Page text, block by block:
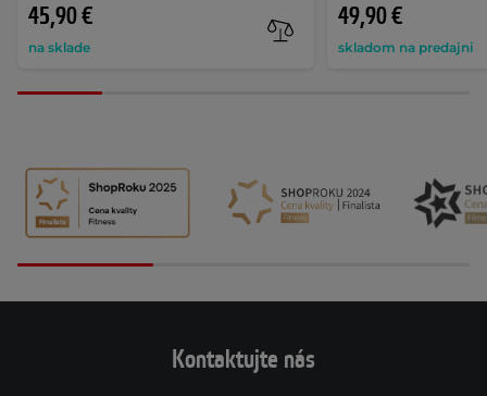
45,90 €
na sklade
49,90 €
skladom na predajni
Kontaktujte nás